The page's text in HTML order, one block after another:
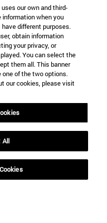
ventana)
en nueva ventana)
en nueva ventana)
our own and third-
when you
different purposes.
obtain information
your privacy, or
You can select the
them all. This banner
of the two options.
our cookies, please visit
All